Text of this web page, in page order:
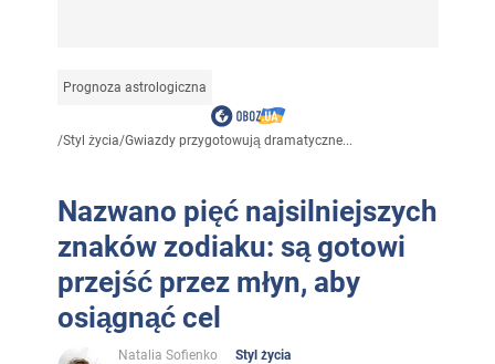
Prognoza astrologiczna
/Styl życia/Gwiazdy przygotowują dramatyczne...
Nazwano pięć najsilniejszych
znaków zodiaku: są gotowi
przejść przez młyn, aby
osiągnąć cel
Natalia Sofienko
Styl życia